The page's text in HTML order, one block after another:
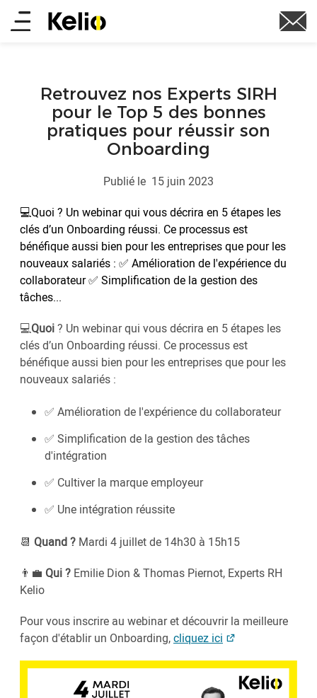
Aller
auMain
Retrouvez nos Experts SIRH
pour le Top 5 des bonnes
pratiques pour réussir son
Onboarding
Publié le 15 juin 2023
💻Quoi ? Un webinar qui vous décrira en 5 étapes les
clés d’un Onboarding réussi. Ce processus est
bénéfique aussi bien pour les entreprises que pour les
nouveaux salariés : ✅ Amélioration de l'expérience du
collaborateur ✅ Simplification de la gestion des
tâches...
💻Quoi? Un webinar qui vous décrira en 5 étapes les
clés d’un Onboarding réussi. Ce processus est
bénéfique aussi bien pour les entreprises que pour les
nouveaux salariés :
✅ Amélioration de l'expérience du collaborateur
✅ Simplification de la gestion des tâches
d'intégration
✅ Cultiver la marque employeur
✅ Une intégration réussite
📆 Quand ? Mardi 4 juillet de 14h30 à 15h15
👨‍💼 Qui ? Emilie Dion & Thomas Piernot, Experts RH
Kelio
Pour vous inscrire au webinar et découvrir la meilleure
façon d'établir un Onboarding,cliquez ici